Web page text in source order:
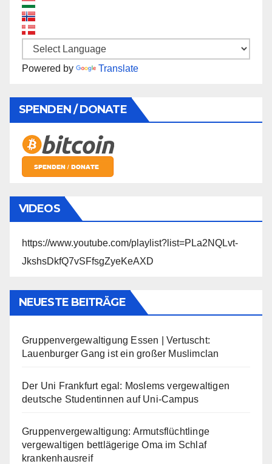
Powered by Translate
SPENDEN / DONATE
VIDEOS
https://www.youtube.com/playlist?list=PLa2NQLvt-
JkshsDkfQ7vSFfsgZyeKeAXD
NEUESTE BEITRÄGE
Gruppenvergewaltigung Essen | Vertuscht:
Lauenburger Gang ist ein großer Muslimclan
Der Uni Frankfurt egal: Moslems vergewaltigen
deutsche Studentinnen auf Uni-Campus
Gruppenvergewaltigung: Armutsflüchtlinge
vergewaltigen bettlägerige Oma im Schlaf
krankenhausreif